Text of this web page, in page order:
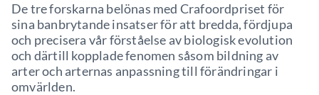
De tre forskarna belönas med Crafoordpriset för
sina banbrytande insatser för att bredda, fördjupa
och precisera vår förståelse av biologisk evolution
och därtill kopplade fenomen såsom bildning av
arter och arternas anpassning till förändringar i
omvärlden.